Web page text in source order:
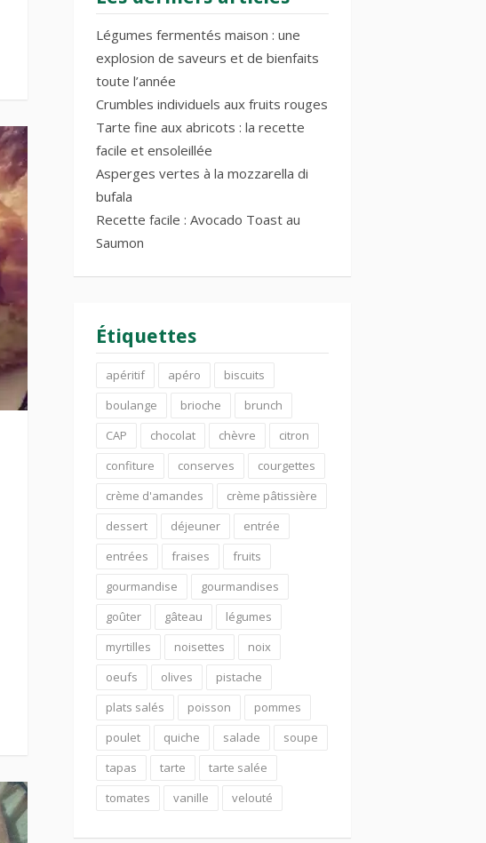
Légumes fermentés maison : une
explosion de saveurs et de bienfaits
toute l’année
Crumbles individuels aux fruits rouges
Tarte fine aux abricots : la recette
facile et ensoleillée
Asperges vertes à la mozzarella di
bufala
Recette facile : Avocado Toast au
Saumon
Étiquettes
apéritif apéro
biscuits
boulange
brioche
brunch
CAP
chocolat chèvre
citron
confiture
conserves
courgettes
crème d'amandes
crème pâtissière
dessert
déjeuner
entrée
entrées
fraises
fruits
gourmandise
gourmandises
goûter
gâteau
légumes
myrtilles
noisettes
noix
oeufs
olives
pistache
plats salés
poisson
pommes
poulet
quiche salade
soupe
tapas
tarte
tarte salée
tomates
vanille velouté